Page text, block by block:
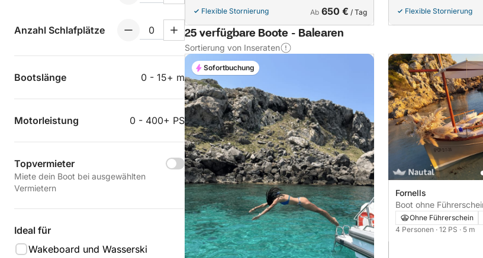
Anzahl Schlafplätze
Bootslänge 0 - 15+ m
Motorleistung 0 - 400+ PS
Topvermieter
Miete dein Boot bei ausgewählten
Vermietern
Ideal für
Wakeboard und Wasserski
Flexible Stornierung Ab 650 € / Tag Flexible Stornierung
25 verfügbare Boote - Balearen
Sortierung von Inseraten
Sofortbuchung
Fornells
Boot ohne Führerschein Copino
12PSOhne Führerschein
4 Personen · 12 PS · 5 m